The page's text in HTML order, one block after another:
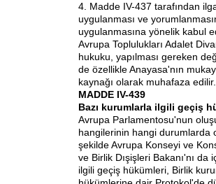
4. Madde IV-437 tarafından
uygulanması ve
uygulanmasına yönelik kabul
Avrupa Toplulukları Adalet
hukuku, yapılması gereken
de özellikle Anayasa'nın
kaynağı olarak muhafaza edilir.
MADDE IV-439
Bazı kurumlarla ilgili geçiş
Avrupa Parlamentosu'nun
hangilerinin hangi durumlarda
şekilde Avrupa Konseyi ve
ve Birlik Dışişleri Bakanı'nı
ilgili geçiş hükümleri, Birlik